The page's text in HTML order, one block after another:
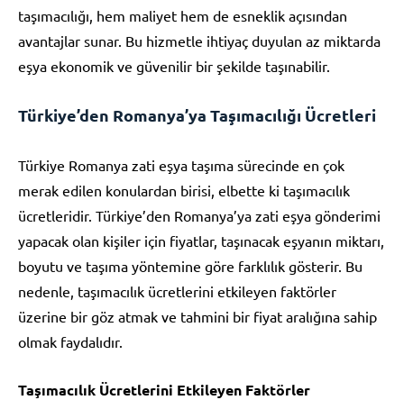
taşımacılığı, hem maliyet hem de esneklik açısından
avantajlar sunar. Bu hizmetle ihtiyaç duyulan az miktarda
eşya ekonomik ve güvenilir bir şekilde taşınabilir.
Türkiye’den Romanya’ya Taşımacılığı Ücretleri
Türkiye Romanya zati eşya taşıma sürecinde en çok
merak edilen konulardan birisi, elbette ki taşımacılık
ücretleridir. Türkiye’den Romanya’ya zati eşya gönderimi
yapacak olan kişiler için fiyatlar, taşınacak eşyanın miktarı,
boyutu ve taşıma yöntemine göre farklılık gösterir. Bu
nedenle, taşımacılık ücretlerini etkileyen faktörler
üzerine bir göz atmak ve tahmini bir fiyat aralığına sahip
olmak faydalıdır.
Taşımacılık Ücretlerini Etkileyen Faktörler